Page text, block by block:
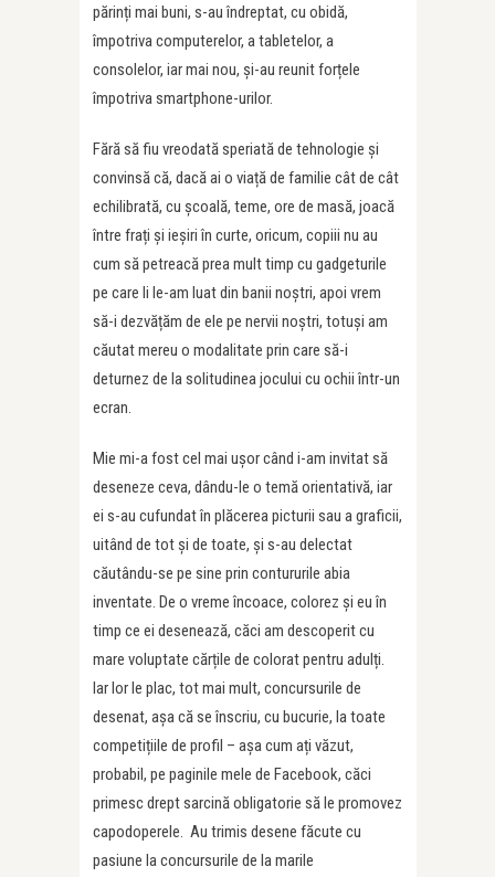
părinți mai buni, s-au îndreptat, cu obidă,
împotriva computerelor, a tabletelor, a
consolelor, iar mai nou, și-au reunit forțele
împotriva smartphone-urilor.
Fără să fiu vreodată speriată de tehnologie și
convinsă că, dacă ai o viață de familie cât de cât
echilibrată, cu școală, teme, ore de masă, joacă
între frați și ieșiri în curte, oricum, copiii nu au
cum să petreacă prea mult timp cu gadgeturile
pe care li le-am luat din banii noștri, apoi vrem
să-i dezvățăm de ele pe nervii noștri, totuși am
căutat mereu o modalitate prin care să-i
deturnez de la solitudinea jocului cu ochii într-un
ecran.
Mie mi-a fost cel mai ușor când i-am invitat să
deseneze ceva, dându-le o temă orientativă, iar
ei s-au cufundat în plăcerea picturii sau a graficii,
uitând de tot și de toate, și s-au delectat
căutându-se pe sine prin contururile abia
inventate. De o vreme încoace, colorez și eu în
timp ce ei desenează, căci am descoperit cu
mare voluptate cărțile de colorat pentru adulți.
Iar lor le plac, tot mai mult, concursurile de
desenat, așa că se înscriu, cu bucurie, la toate
competițiile de profil – așa cum ați văzut,
probabil, pe paginile mele de Facebook, căci
primesc drept sarcină obligatorie să le promovez
capodoperele. Au trimis desene făcute cu
pasiune la concursurile de la marile